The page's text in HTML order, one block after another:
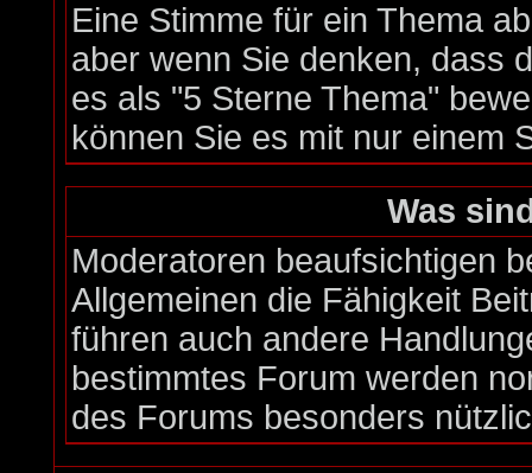
Eine Stimme für ein Thema
aber wenn Sie denken, dass
es als "5 Sterne Thema"
können Sie es mit nur einem
Was
Moderatoren beaufsichtigen
Allgemeinen die Fähigkeit
führen auch andere
bestimmtes Forum werden
des Forums besonders